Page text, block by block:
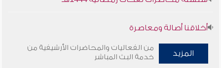
أخلاقنا أصالة ومعاصرة
وأمنهم من خوف 9
المزيد
من الفعاليات والمحاضرات الأرشيفية من
خدمة البث المباشر